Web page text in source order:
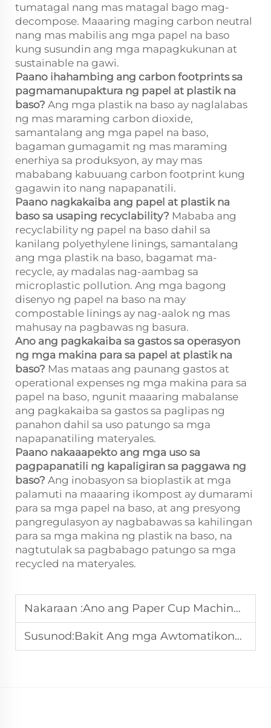
tumatagal nang mas matagal bago mag-
decompose. Maaaring maging carbon neutral
nang mas mabilis ang mga papel na baso
kung susundin ang mga mapagkukunan at
sustainable na gawi.
Paano ihahambing ang carbon footprints sa
pagmamanupaktura ng papel at plastik na
baso? Ang mga plastik na baso ay naglalabas
ng mas maraming carbon dioxide,
samantalang ang mga papel na baso,
bagaman gumagamit ng mas maraming
enerhiya sa produksyon, ay may mas
mababang kabuuang carbon footprint kung
gagawin ito nang napapanatili.
Paano nagkakaiba ang papel at plastik na
baso sa usaping recyclability? Mababa ang
recyclability ng papel na baso dahil sa
kanilang polyethylene linings, samantalang
ang mga plastik na baso, bagamat ma-
recycle, ay madalas nag-aambag sa
microplastic pollution. Ang mga bagong
disenyo ng papel na baso na may
compostable linings ay nag-aalok ng mas
mahusay na pagbawas ng basura.
Ano ang pagkakaiba sa gastos sa operasyon
ng mga makina para sa papel at plastik na
baso? Mas mataas ang paunang gastos at
operational expenses ng mga makina para sa
papel na baso, ngunit maaaring mabalanse
ang pagkakaiba sa gastos sa paglipas ng
panahon dahil sa uso patungo sa mga
napapanatiling materyales.
Paano nakaaapekto ang mga uso sa
pagpapanatili ng kapaligiran sa paggawa ng
baso? Ang inobasyon sa bioplastik at mga
palamuti na maaaring ikompost ay dumarami
para sa mga papel na baso, at ang presyong
pangregulasyon ay nagbabawas sa kahilingan
para sa mga makina ng plastik na baso, na
nagtutulak sa pagbabago patungo sa mga
recycled na materyales.
Nakaraan :Ano ang Paper Cup Machine at Paano Ito Gumagana?
Susunod:Bakit Ang mga Awtomatikong Makina sa Pagbubuo ng Tasa na Papel ay Perpekto para sa Masalimuot na Produksyon